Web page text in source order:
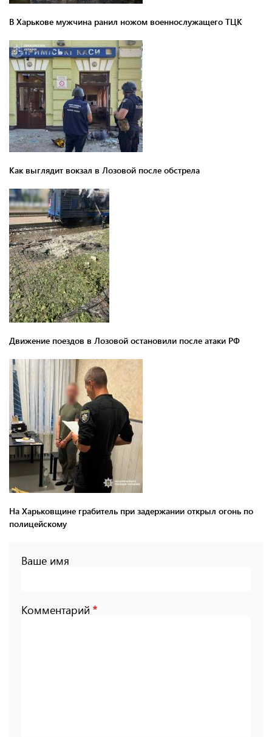
В Харькове мужчина ранил ножом военнослужащего ТЦК
Как выглядит вокзал в Лозовой после обстрела
Движение поездов в Лозовой остановили после атаки РФ
На Харьковщине грабитель при задержании открыл огонь по
полицейскому
Ваше имя
Комментарий